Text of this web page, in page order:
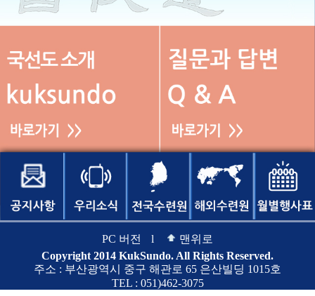
PC 버전 l
맨위로
Copyright 2014 KukSundo. All Rights Reserved.
주소 : 부산광역시 중구 해관로 65 은산빌딩 1015호
TEL : 051)462-3075